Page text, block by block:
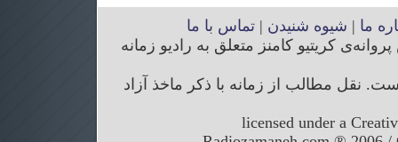
ما | شیوه شنیدن |تماس با ما
کریتیو کامنز متعلق به رادیو زمانه
نقل مطالب از زمانه با ذکر ماخذ آزاد
licensed under a